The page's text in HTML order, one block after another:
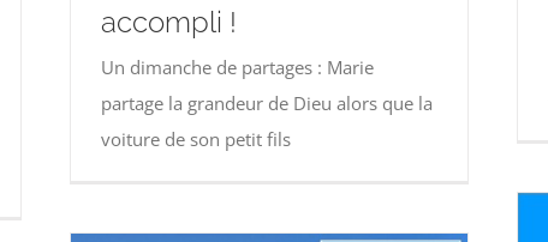
accompli !
Un dimanche de partages : Marie
partage la grandeur de Dieu alors que la
voiture de son petit fils